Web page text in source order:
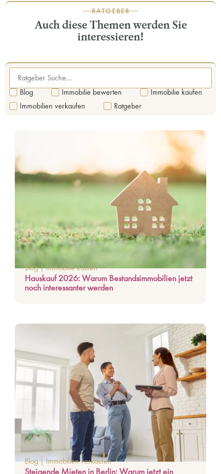
RATGEBER
Auch diese Themen werden Sie
interessieren!
Blog Immobilie bewerten
Immobilie kaufen
Immobilien verkaufen
Ratgeber
Blog| Immobilie kaufen
Hauskauf 2026: Warum Bestandsimmobilien jetzt
noch interessanter werden
Blog| Immobilien verkaufen
Steigende Mieten in Berlin: Warum jetzt ein